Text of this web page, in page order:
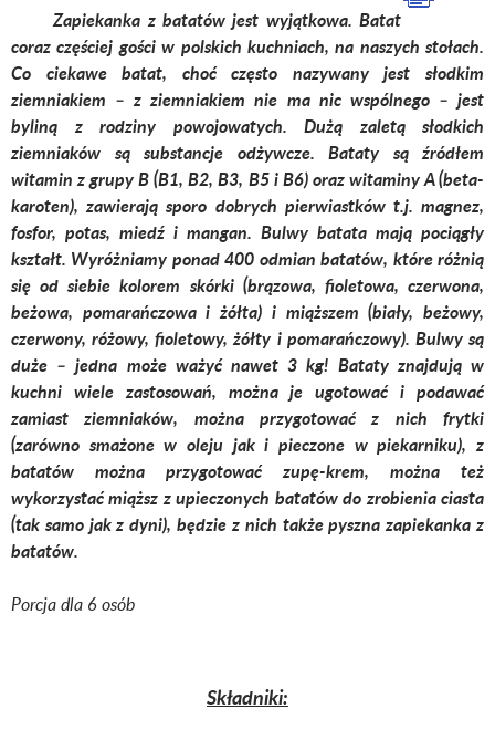
Zapiekanka z batatów jest wyjątkowa. Batat
coraz częściej gości w polskich kuchniach, na naszych stołach.
Co ciekawe batat, choć często nazywany jest słodkim
ziemniakiem – z ziemniakiem nie ma nic wspólnego – jest
byliną z rodziny powojowatych. Dużą zaletą słodkich
ziemniaków są substancje odżywcze. Bataty są źródłem
witamin z grupy B (B1, B2, B3, B5 i B6) oraz witaminy A (beta-
karoten), zawierają sporo dobrych pierwiastków t.j. magnez,
fosfor, potas, miedź i mangan. Bulwy batata mają pociągły
kształt. Wyróżniamy ponad 400 odmian batatów, które różnią
się od siebie kolorem skórki (brązowa, fioletowa, czerwona,
beżowa, pomarańczowa i żółta) i miąższem (biały, beżowy,
czerwony, różowy, fioletowy, żółty i pomarańczowy). Bulwy są
duże – jedna może ważyć nawet 3 kg! Bataty znajdują w
kuchni wiele zastosowań, można je ugotować i podawać
zamiast ziemniaków, można przygotować z nich frytki
(zarówno smażone w oleju jak i pieczone w piekarniku), z
batatów można przygotować zupę-krem, można też
wykorzystać miąższ z upieczonych batatów do zrobienia ciasta
(tak samo jak z dyni), będzie z nich także pyszna zapiekanka z
batatów.
Porcja dla 6 osób
Składniki: